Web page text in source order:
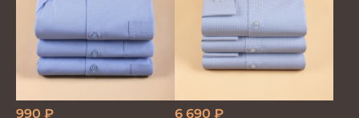
990 ₽ 6 690 ₽